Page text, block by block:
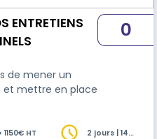
ENTRETIENS
de mener un
et mettre en place
0
1150€ HT
2 jours | 14